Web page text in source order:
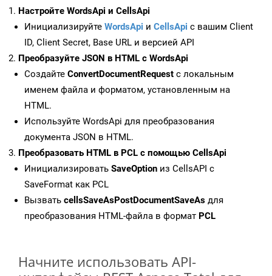
Настройте WordsApi и CellsApi
Инициализируйте WordsApi и CellsApi с вашим Client
ID, Client Secret, Base URL и версией API
Преобразуйте JSON в HTML с WordsApi
Создайте ConvertDocumentRequest с локальным
именем файла и форматом, установленным на
HTML.
Используйте WordsApi для преобразования
документа JSON в HTML.
Преобразовать HTML в PCL с помощью CellsApi
Инициализировать SaveOption из CellsAPI с
SaveFormat как PCL
Вызвать cellsSaveAsPostDocumentSaveAs для
преобразования HTML-файла в формат PCL
Начните использовать API-